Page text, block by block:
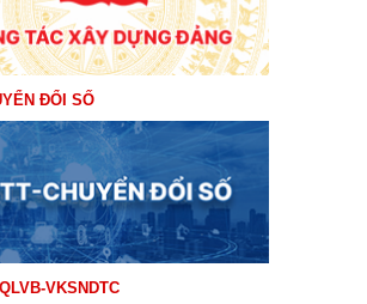
ĐỔI SỐ
VKSNDTC